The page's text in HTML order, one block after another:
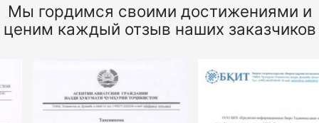
Мы гордимся своими достижениями и
ценим каждый отзыв наших заказчиков